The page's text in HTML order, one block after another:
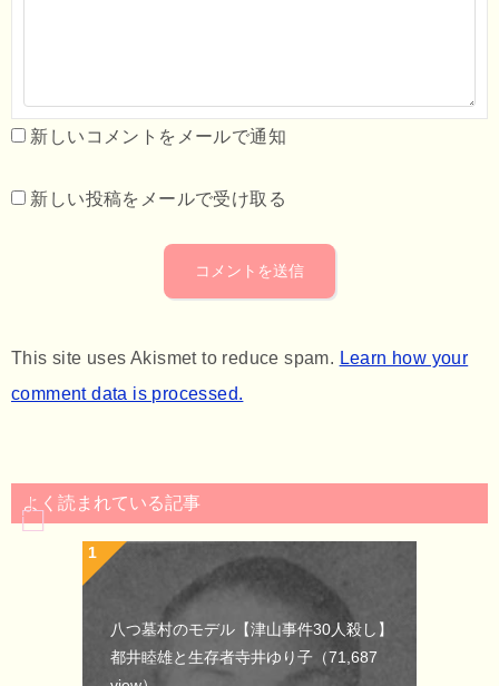
新しいコメントをメールで通知
新しい投稿をメールで受け取る
This site uses Akismet to reduce spam. Learn how your
comment data is processed.
よく読まれている記事
八つ墓村のモデル【津山事件30人殺し】
都井睦雄と生存者寺井ゆり子 （71,687